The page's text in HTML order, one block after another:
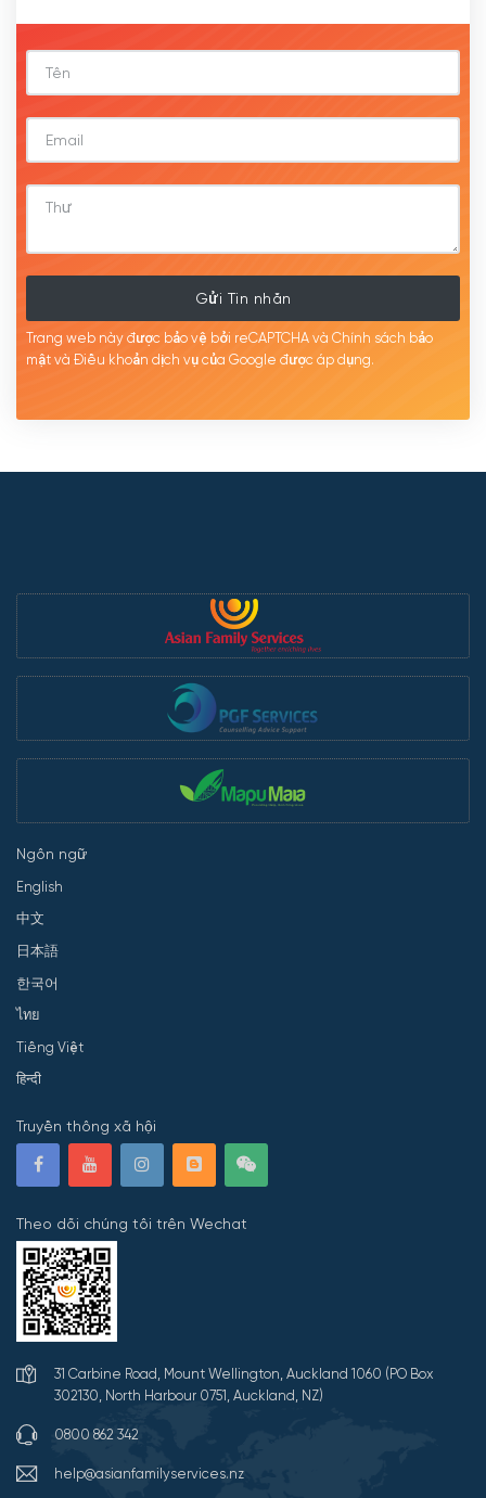
Gửi Tin nhắn
Trang web này được bảo vệ bởi reCAPTCHA và Chính sách bảo
mật và Điều khoản dịch vụ của Google được áp dụng.
Ngôn ngữ
English
中文
日本語
한국어
ไทย
Tiếng Việt
हिन्दी
Truyền thông xã hội
Theo dõi chúng tôi trên Wechat
31 Carbine Road, Mount Wellington, Auckland 1060 (PO Box
302130, North Harbour 0751, Auckland, NZ)
0800 862 342
help@asianfamilyservices.nz